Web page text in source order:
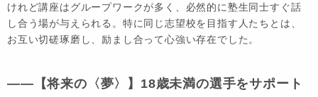
けれど講座はグループワークが多く、必然的に塾生同士すぐ話
し合う場が与えられる。特に同じ志望校を目指す人たちとは、
お互い切磋琢磨し、励まし合って心強い存在でした。
――【将来の〈夢〉】18歳未満の選手をサポート